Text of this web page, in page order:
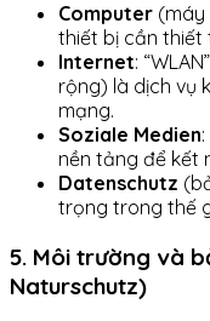
Computer (máy
thiết bị cần thiết
Internet:
rộng) là dịch vụ
mạng.
Soziale Medien
nền tảng để kết
Datenschutz
trọng trong thế
5. Môi trường và
Naturschutz)